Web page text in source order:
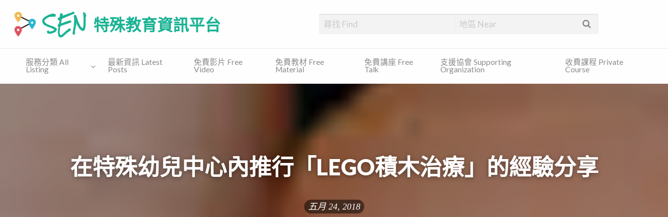
免費教
材 Free
支援協會
Supporting
SEN 特殊教育資訊平台
服務分類 All
Listing
最新資訊 Latest
Posts
免費影片 Free
Video
免費教材 Free
Material
免費講座 Free
Talk
支援協會 Supporting
Organization
收費課程 Private
Course
在特殊幼兒中心內推行「LEGO積木治療」的經驗分享
五月 24, 2018